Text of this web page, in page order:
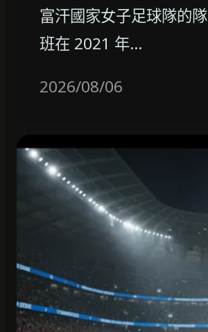
富汗國家女子足球隊的
班在 2021 年…
2026/08/06